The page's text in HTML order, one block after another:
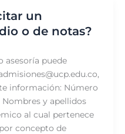
un
o de notas?
asesoría puede
información: Número
y apellidos
al cual pertenece
concepto de